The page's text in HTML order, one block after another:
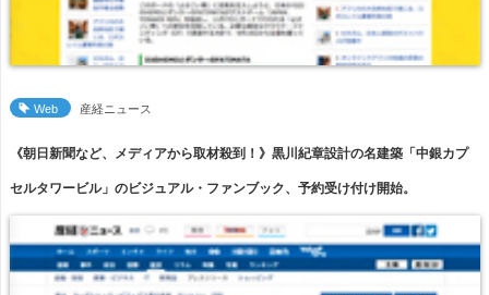
Web 産経ニュース
《朝日新聞など、メディアから取材殺到！》黒川紀章設計の名建築「中銀カプ
セルタワービル」のビジュアル・ファンブック、予約受け付け開始。